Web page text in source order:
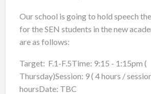
Our school is going to hold speech
for the SEN students in the new
are as follows:
Target: F.1-F.5Time: 9:15 - 1:15pm (
Thursday)Session: 9 ( 4 hours /
hoursDate: TBC